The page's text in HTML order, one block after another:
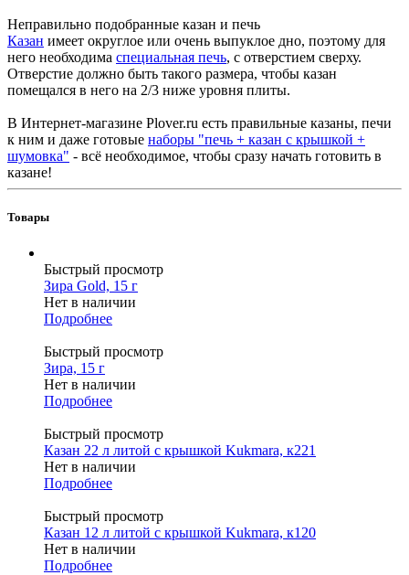
Неправильно подобранные казан и печь
Казан имеет округлое или очень выпуклое дно, поэтому для
него необходима специальная печь, с отверстием сверху.
Отверстие должно быть такого размера, чтобы казан
помещался в него на 2/3 ниже уровня плиты.
В Интернет-магазине Plover.ru есть правильные казаны, печи
к ним и даже готовые наборы "печь + казан с крышкой +
шумовка" - всё необходимое, чтобы сразу начать готовить в
казане!
Товары
Быстрый просмотр
Зира Gold, 15 г
Нет в наличии
Подробнее
Быстрый просмотр
Зира, 15 г
Нет в наличии
Подробнее
Быстрый просмотр
Казан 22 л литой с крышкой Kukmara, к221
Нет в наличии
Подробнее
Быстрый просмотр
Казан 12 л литой с крышкой Kukmara, к120
Нет в наличии
Подробнее